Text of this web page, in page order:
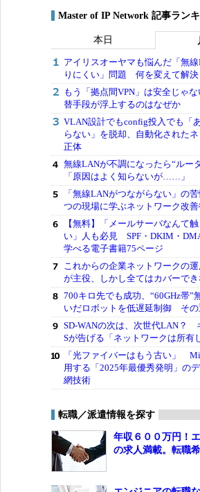
Master of IP Network 記事ラン
本日
アイリスオーヤマも悩んだ「無
りにくい」問題 何を変えて解決
もう「拠点間VPN」は安全じゃ
替手段が浮上するのはなぜか
VLAN設計でもconfig投入でも「
らない」を脱却、自動化された
正体
無線LANが不調になったら“ルー
「原因はよく知らないが……」
「無線LANがつながらない」の
つの現場に学ぶネットワーク改
【無料】「メールサーバなんて
い」人も必見 SPF・DKIM・
学べる電子書籍75ページ
これからの企業ネットワークの
が主役、しかし全てはカバーで
700キロ先でも成功、“60GHz帯”
いだロボットを低遅延制御 その
SD-WANの次は、次世代LAN？
Sが告げる「ネットワークは所有
「光ファイバーはもう古い」
用する「2025年最優秀発明」の
網技術
転職／派遣情報を探す
年収６００万円！
の求人満載。転職